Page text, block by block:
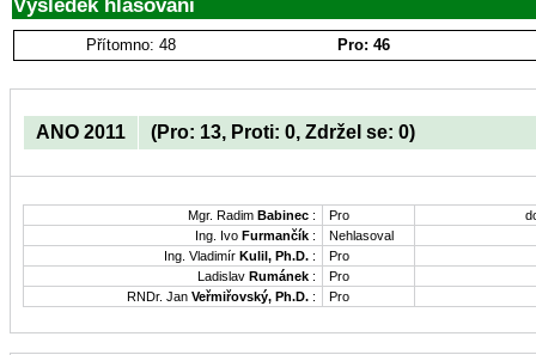
Výsledek hlasování
Přítomno: 48 Pro: 46
ANO 2011 (Pro: 13, Proti: 0, Zdržel se: 0)
Mgr. Radim Babinec : Pro
Ing. Ivo Furmančík :
Nehlasoval
Ing. Vladimír Kulil, Ph.D. :
Pro
Ladislav Rumánek :
Pro
RNDr. Jan Veřmiřovský, Ph.D. : Pro